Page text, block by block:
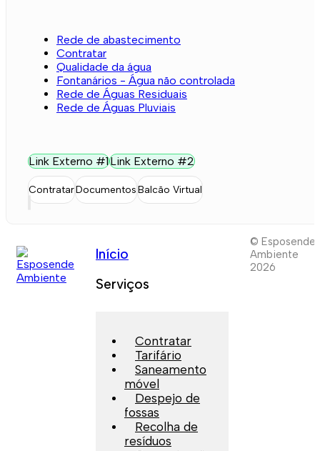
Rede de abastecimento
Contratar
Qualidade da água
Fontanários - Água não controlada
Rede de Águas Residuais
Rede de Águas Pluviais
Link Externo #1Link Externo #2
ContratarDocumentosBalcão Virtual
Início
Serviços
Contratar
Tarifário
Saneamento
móvel
Despejo de
fossas
Recolha de
resíduos
© Esposende
Ambiente
2026